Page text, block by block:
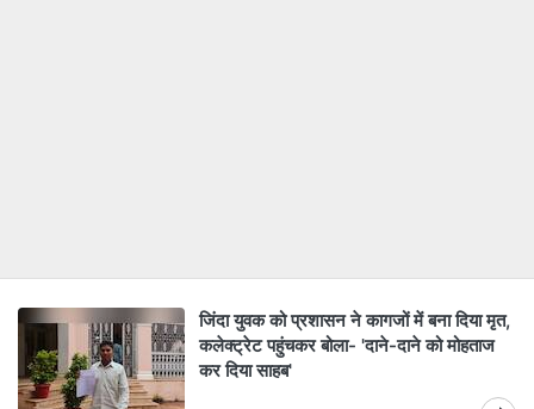
जिंदा युवक को प्रशासन ने कागजों में बना दिया मृत,
कलेक्ट्रेट पहुंचकर बोला- 'दाने-दाने को मोहताज
कर दिया साहब'